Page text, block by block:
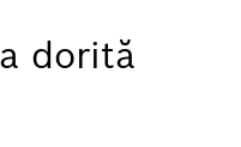
dorită